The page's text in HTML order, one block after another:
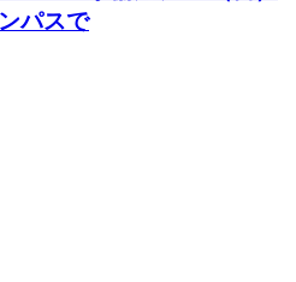
パスで